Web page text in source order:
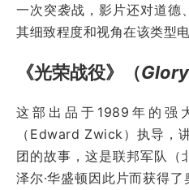
一次突袭战，影片还对道德
其细致程度和视角在该类型
《光荣战役》（Glory
这部出品于1989年的强
（Edward Zwick）执导，
团的故事，这是联邦军队（
泽尔·华盛顿因此片而获得